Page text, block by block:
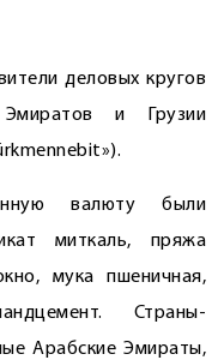
деловых кругов
и Грузии
валюту были
миткаль, пряжа
мука пшеничная,
Страны-
Арабские Эмираты,